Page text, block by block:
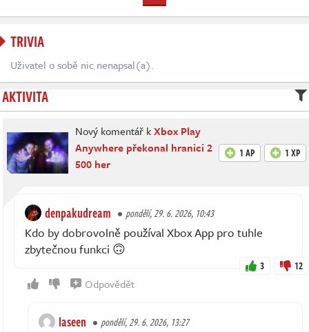
TRIVIA
Uživatel o sobě nic nenapsal(a).
AKTIVITA
Nový komentář kXbox Play
Anywhere překonal hranici 2
500 her
1 AP 1 XP
denpakudream pondělí, 29. 6. 2026, 10:43
Kdo by dobrovolně používal Xbox App pro tuhle
zbytečnou funkci 🙃
3 12
Odpovědět
laseen pondělí, 29. 6. 2026, 13:27